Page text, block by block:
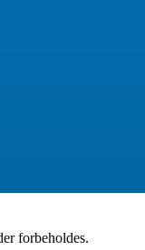
forbeholdes.